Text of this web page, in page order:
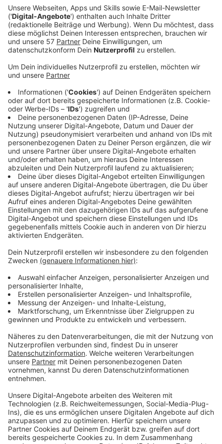
Ein Promi, keine Fragen und fünf
Gegenstände
Anzeige
Wenn ein Popstar, Comedian, Schauspieler oder
Politiker bei uns zu Besuch ist, stellt er sich auch dem
besonderen Video-Interview „Fünf für". Dabei wird
keine einzige Frage gestellt, sondern dem Gast
einfach fünf Dinge in die Hand gedrückt, zu denen er
das erzählt, was ihm als Erstes einfällt. Keine
Standardantworten, keine Promotionaussagen -
sondern ganz persönliche Geschichten - das ist „Fünf
für"!
Anzeige
Wir benötigen Ihre
Zustimmung, um den YouTube
Video-Service zu laden!
Wir verwenden einen Service eines
Drittanbieters, um Videoinhalte
Daten zu Ihren Aktivitäten
sammeln. Bitte lesen Sie die
Details durch und stimmen Sie der
Nutzung des Service zu, um dieses
Mehr Informationen
Akzeptieren
Fünf für Kasalla
Anzeige